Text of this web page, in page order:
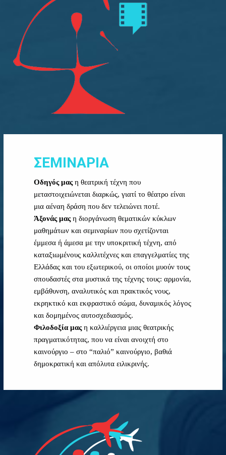
ΣΕΜΙΝΑΡΙΑ
Οδηγός μαςη θεατρική τέχνη που
μεταστοιχειώνεται διαρκώς, γιατί το θέατρο είναι
μια αέναη δράση που δεν τελειώνει ποτέ.
Άξονάς μαςη διοργάνωση θεματικών κύκλων
μαθημάτων και σεμιναρίων που σχετίζονται
έμμεσα ή άμεσα με την υποκριτική τέχνη, από
καταξιωμένους καλλιτέχνες και επαγγελματίες της
Ελλάδας και του εξωτερικού, οι οποίοι μυούν τους
σπουδαστές στα μυστικά της τέχνης τους: αρμονία,
εμβάθυνση, αναλυτικός και πρακτικός νους,
εκρηκτικό και εκφραστικό σώμα, δυναμικός λόγος
και δομημένος αυτοσχεδιασμός.
Φιλοδοξία μαςη καλλιέργεια μιας θεατρικής
πραγματικότητας, που να είναι ανοιχτή στο
καινούργιο – στο “παλιό” καινούργιο, βαθιά
δημοκρατική και απόλυτα ειλικρινής.